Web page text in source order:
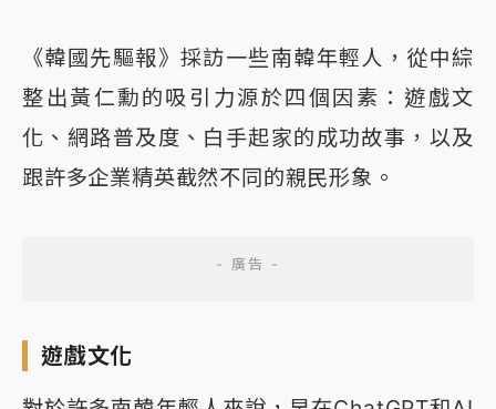
《韓國先驅報》採訪一些南韓年輕人，從中綜
整出黃仁勳的吸引力源於四個因素：遊戲文
化、網路普及度、白手起家的成功故事，以及
跟許多企業精英截然不同的親民形象。
遊戲文化